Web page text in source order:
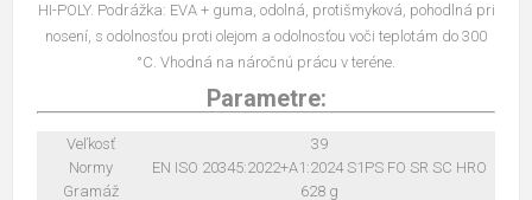
HI-POLY. Podrážka: EVA + guma, odolná, protišmyková, pohodlná pri
nosení, s odolnosťou proti olejom a odolnosťou voči teplotám do 300
°C. Vhodná na náročnú prácu v teréne.
Parametre:
Veľkosť
39
Normy
EN ISO 20345:2022+A1:2024 S1PS FO SR SC HRO
Gramáž
628 g